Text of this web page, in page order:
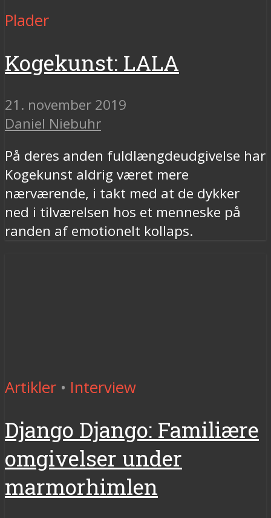
Plader
Kogekunst: LALA
21. november 2019
Daniel Niebuhr
På deres anden fuldlængdeudgivelse har
Kogekunst aldrig været mere
nærværende, i takt med at de dykker
ned i tilværelsen hos et menneske på
randen af emotionelt kollaps.
Artikler • Interview
Django Django: Familiære
omgivelser under
marmorhimlen